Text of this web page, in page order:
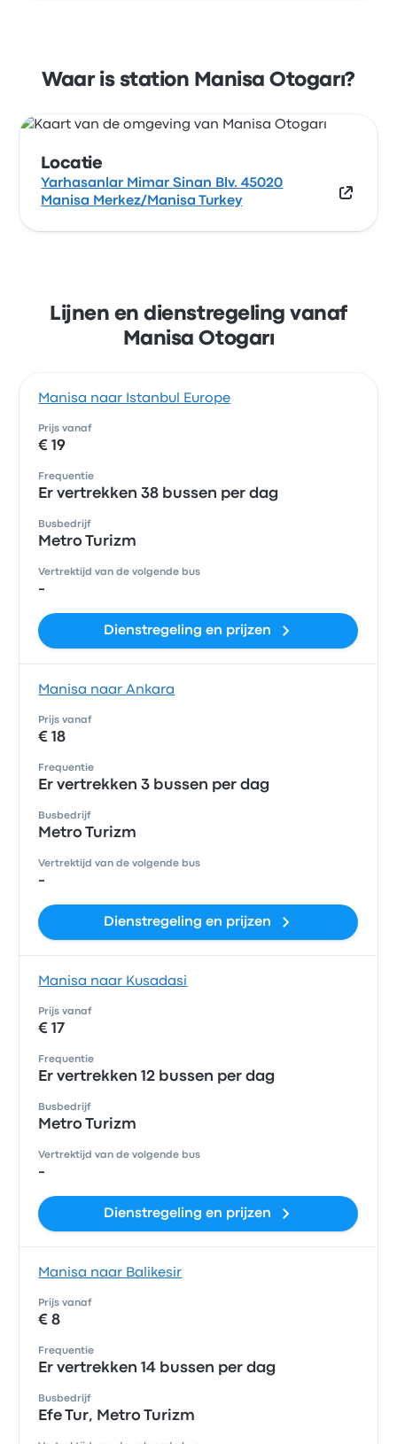
Merkez/Manisa Turkey. Bekijk de locatie van
Waar is station Manisa Otogarı?
Locatie
Yarhasanlar Mimar Sinan Blv. 45020
Manisa Merkez/Manisa Turkey
Lijnen en dienstregeling vanaf
Manisa Otogarı
Manisa naar Istanbul Europe
Prijs vanaf
€ 19
Frequentie
Er vertrekken 38 bussen per dag
Busbedrijf
Metro Turizm
Vertrektijd van de volgende bus
-
Dienstregeling en prijzen
Manisa naar Ankara
Prijs vanaf
€ 18
Frequentie
Er vertrekken 3 bussen per dag
Busbedrijf
Metro Turizm
Vertrektijd van de volgende bus
-
Dienstregeling en prijzen
Manisa naar Kusadasi
Prijs vanaf
€ 17
Frequentie
Er vertrekken 12 bussen per dag
Busbedrijf
Metro Turizm
Vertrektijd van de volgende bus
-
Dienstregeling en prijzen
Manisa naar Balikesir
Prijs vanaf
€ 8
Frequentie
Er vertrekken 14 bussen per dag
Busbedrijf
Efe Tur, Metro Turizm